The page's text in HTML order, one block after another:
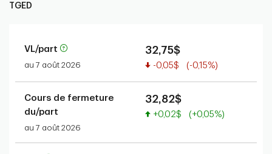
TGED
VL/part
au 7 août 2026
32,75$
Valeur réduite
-0,05$ (-0,15%)
Cours de fermeture
du/part
au 7 août 2026
32,82$
Valeur accrue
+0,02$ (+0,05%)